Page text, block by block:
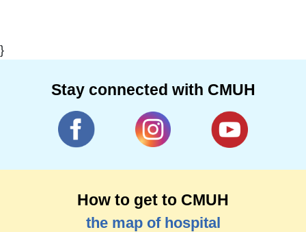
}
Stay connected with CMUH
How to get to CMUH
the map of hospital